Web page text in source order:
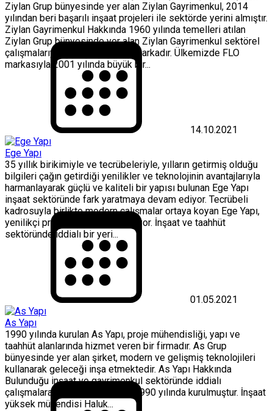
Ziylan Grup bünyesinde yer alan Ziylan Gayrimenkul, 2014
yılından beri başarılı inşaat projeleri ile sektörde yerini almıştır.
Ziylan Gayrimenkul Hakkında 1960 yılında temelleri atılan
Ziylan Grup bünyesinde yer alan Ziylan Gayrimenkul sektörel
çalışmalarıyla dikkat çeken bir markadır. Ülkemizde FLO
markasıyla 2001 yılında büyük bir...
14.10.2021
Ege Yapı
35 yıllık birikimiyle ve tecrübeleriyle, yılların getirmiş olduğu
bilgileri çağın getirdiği yenilikler ve teknolojinin avantajlarıyla
harmanlayarak güçlü ve kaliteli bir yapısı bulunan Ege Yapı
inşaat sektöründe fark yaratmaya devam ediyor. Tecrübeli
kadrosuyla birlikte modern çalışmalar ortaya koyan Ege Yapı,
yenilikçi projeleriyle dikkat çekiyor. İnşaat ve taahhüt
sektöründe iddialı bir yeri...
01.05.2021
As Yapı
1990 yılında kurulan As Yapı, proje mühendisliği, yapı ve
taahhüt alanlarında hizmet veren bir firmadır. As Grup
bünyesinde yer alan şirket, modern ve gelişmiş teknolojileri
kullanarak geleceği inşa etmektedir. As Yapı Hakkında
Bulunduğu inşaat ve gayrimenkul sektöründe iddialı
çalışmalara imza atan As Yapı, 1990 yılında kurulmuştur. İnşaat
yüksek mühendisi Haluk...